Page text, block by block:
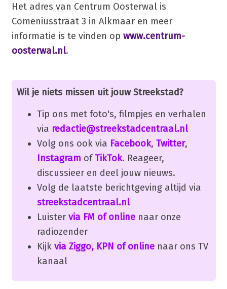
Het adres van Centrum Oosterwal is
Comeniusstraat 3 in Alkmaar en meer
informatie is te vinden op www.centrum-
oosterwal.nl.
Wil je niets missen uit jouw Streekstad?
Tip ons met foto's, filmpjes en verhalen
via redactie@streekstadcentraal.nl
Volg ons ook via Facebook, Twitter,
Instagram ofTikTok. Reageer,
discussieer en deel jouw nieuws.
Volg de laatste berichtgeving altijd via
streekstadcentraal.nl
Luister via FM of onlinenaar onze
radiozender
Kijk via Ziggo, KPN of onlinenaar ons TV
kanaal